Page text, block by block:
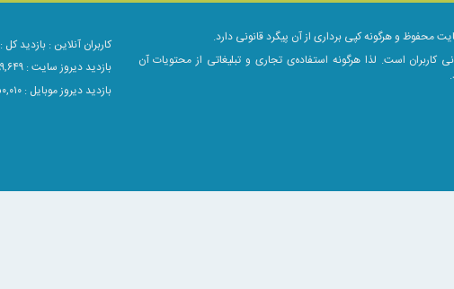
محفوظ و هرگونه کپی برداری از آن پیگرد قانونی دارد.
کاربران است. لذا هرگونه استفاده‌ی تجاری و تبلیغاتی از محتویات آن
کاربران آنلاین : بازدید کل : ۷۸۸,۴۷۳,۷۹۷
بازدید دیروز سایت : ۲۹۹,۶۴۹
بازدید دیروز موبایل : ۵۰,۰۱۰